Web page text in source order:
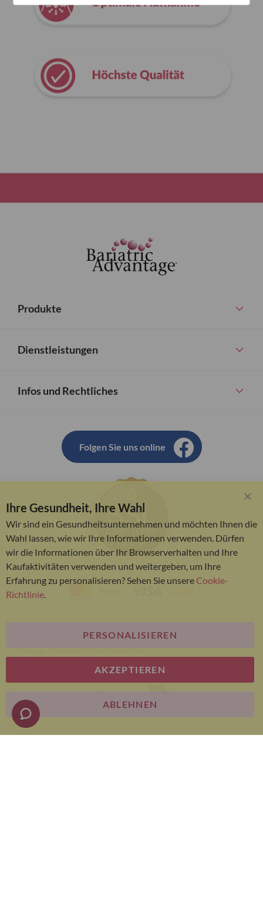
Produkte
Dienstleistungen
Infos und Rechtliches
Folgen Sie uns online
© Bariatric Advantage® ist eine Marke der Metagenics
Group. Alle Rechte vorbehalten.
E-commerce
Bar
Ihre Gesundheit, Ihre Wahl
Wir sind ein Gesundheitsunternehmen und möchten Ihnen die
Wahl lassen, wie wir Ihre Informationen verwenden. Dürfen
wir die Informationen über Ihr Browserverhalten und Ihre
Kaufaktivitäten verwenden und weitergeben, um Ihre
Erfahrung zu personalisieren? Sehen Sie unsereCookie-
Richtlinie.
AKZEPTIEREN
PERSONALISIEREN
ABLEHNEN